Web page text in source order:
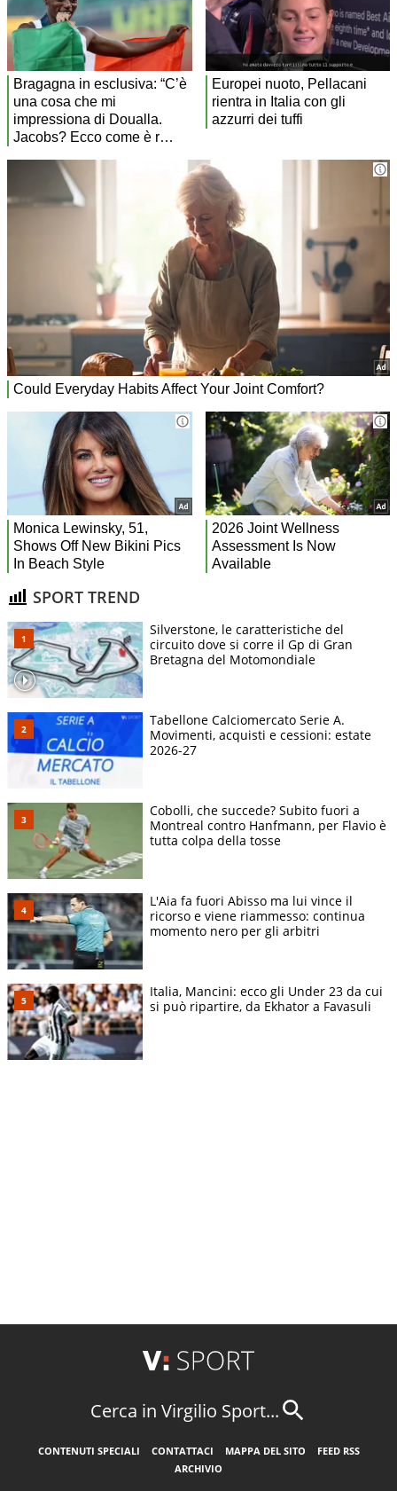
SPORT TREND
Silverstone, le caratteristiche del
circuito dove si corre il Gp di Gran
Bretagna del Motomondiale
Tabellone Calciomercato Serie A.
Movimenti, acquisti e cessioni: estate
2026-27
Cobolli, che succede? Subito fuori a
Montreal contro Hanfmann, per Flavio è
tutta colpa della tosse
L'Aia fa fuori Abisso ma lui vince il
ricorso e viene riammesso: continua
momento nero per gli arbitri
Italia, Mancini: ecco gli Under 23 da cui
si può ripartire, da Ekhator a Favasuli
Cerca in Virgilio Sport...
CONTENUTI SPECIALI CONTATTACI MAPPA DEL SITO
FEED RSS
ARCHIVIO